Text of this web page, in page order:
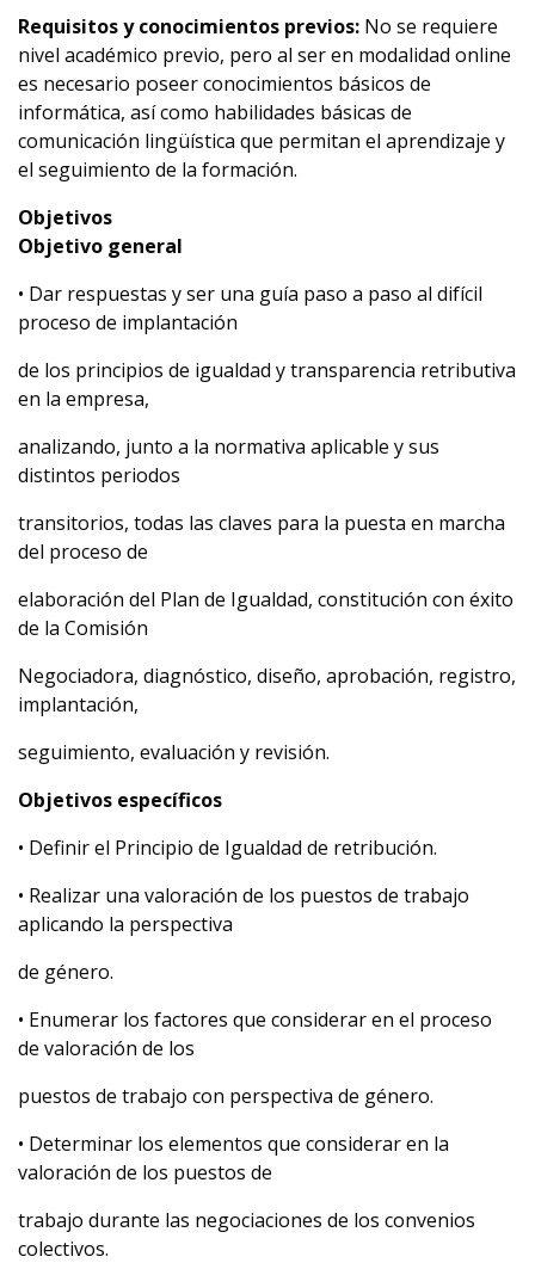
Requisitos y conocimientos previos: No se requiere
nivel académico previo, pero al ser en modalidad online
es necesario poseer conocimientos básicos de
informática, así como habilidades básicas de
comunicación lingüística que permitan el aprendizaje y
el seguimiento de la formación.
Objetivos
Objetivo general
• Dar respuestas y ser una guía paso a paso al difícil
proceso de implantación
de los principios de igualdad y transparencia retributiva
en la empresa,
analizando, junto a la normativa aplicable y sus
distintos periodos
transitorios, todas las claves para la puesta en marcha
del proceso de
elaboración del Plan de Igualdad, constitución con éxito
de la Comisión
Negociadora, diagnóstico, diseño, aprobación, registro,
implantación,
seguimiento, evaluación y revisión.
Objetivos específicos
• Definir el Principio de Igualdad de retribución.
• Realizar una valoración de los puestos de trabajo
aplicando la perspectiva
de género.
• Enumerar los factores que considerar en el proceso
de valoración de los
puestos de trabajo con perspectiva de género.
• Determinar los elementos que considerar en la
valoración de los puestos de
trabajo durante las negociaciones de los convenios
colectivos.